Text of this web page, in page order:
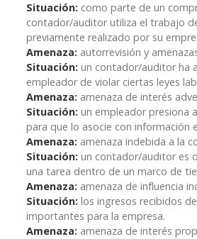
Situación: como parte de un
contador/auditor utiliza el trabajo
previamente realizado por su
Amenaza: autorrevisión y
Situación: un contador/auditor ha
empleador de violar ciertas leyes
Amenaza: amenaza de interés
Situación: un empleador presiona
para que lo asocie con información
Amenaza: amenaza indebida a la
Situación: un contador/auditor es
una tarea dentro de un marco de
Amenaza: amenaza de influencia
Situación: los ingresos recibidos
importantes para la empresa.
Amenaza: amenaza de interés